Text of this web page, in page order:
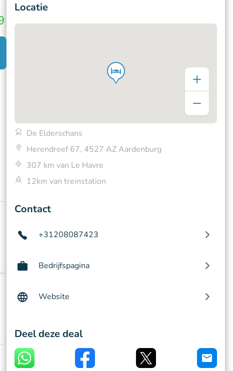
Locatie
De Elderschans
Herendreef 67, 4527 AZ Aardenburg
307 km van Le Havre
12km van treinstation
Contact
+31208087423
Bedrijfspagina
Website
Deel deze deal